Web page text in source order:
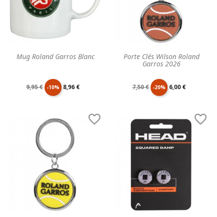
Mug Roland Garros Blanc
Prix
base
9,95 € -10% Prix
8,96 €
Porte Clés Wilson Roland
Garros 2026
Prix
base
7,50 € -20% Prix
6,00 €
 